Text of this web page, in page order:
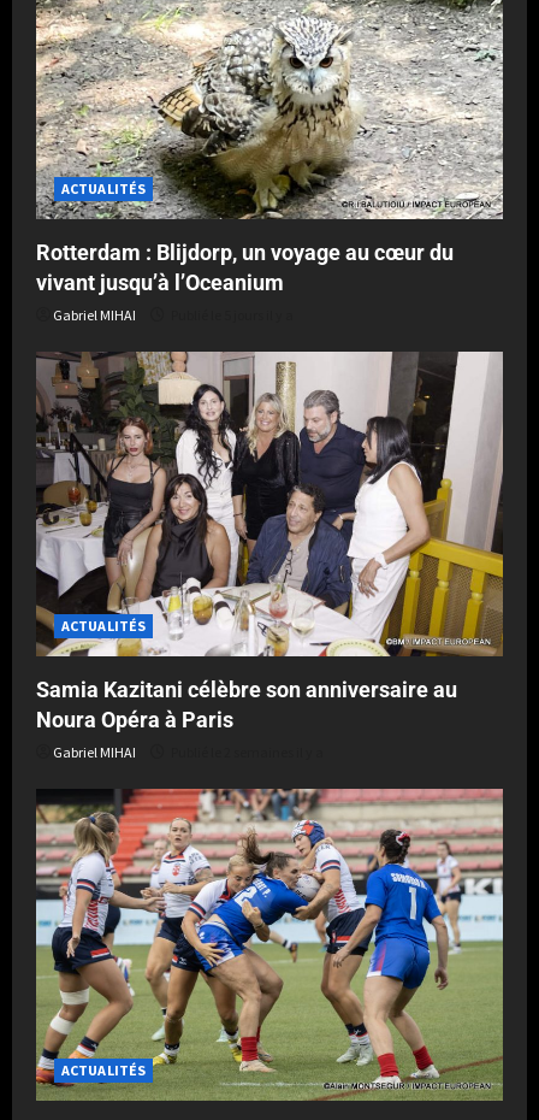
ACTUALITÉS
Rotterdam : Blijdorp, un voyage au cœur du
vivant jusqu’à l’Oceanium
Gabriel MIHAI
ACTUALITÉS
Samia Kazitani célèbre son anniversaire au
Noura Opéra à Paris
Gabriel MIHAI
ACTUALITÉS